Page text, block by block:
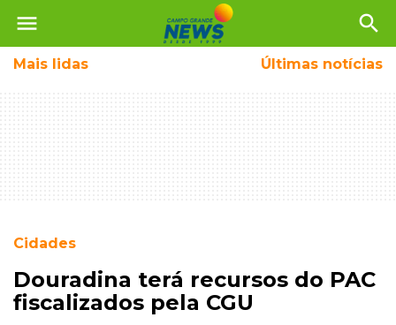
menu search
Mais lidas Últimas notícias
Cidades
Douradina terá recursos do PAC
fiscalizados pela CGU